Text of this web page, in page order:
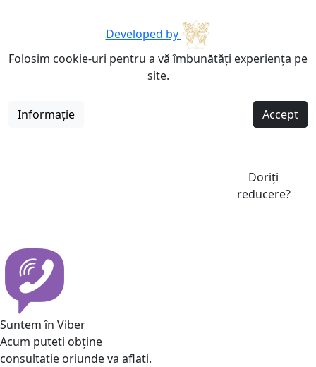
Developed by
Folosim cookie-uri pentru a vă îmbunătăți experiența pe
site.
Informație Accept
Doriți
reducere?
Suntem în Viber
Acum puteti obține
consultatie oriunde va aflati.